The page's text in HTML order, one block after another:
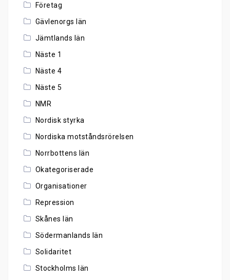
Företag
Gävlenorgs län
Jämtlands län
Näste 1
Näste 4
Näste 5
NMR
Nordisk styrka
Nordiska motståndsrörelsen
Norrbottens län
Okategoriserade
Organisationer
Repression
Skånes län
Södermanlands län
Solidaritet
Stockholms län